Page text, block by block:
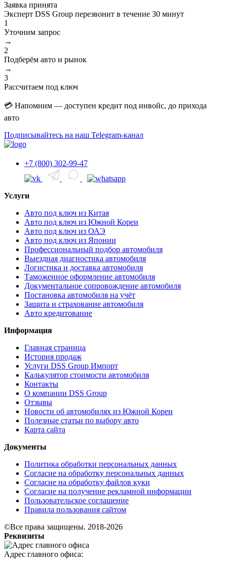
Заявка принята
Эксперт DSS Group перезвонит в течение 30 минут
1
Уточним запрос
→
2
Подберём авто и рынок
→
3
Рассчитаем под ключ
💳 Напомним — доступен кредит под инвойс, до прихода
авто
Подписывайтесь на наш Telegram-канал
+7 (800) 302-99-47
Услуги
Авто под ключ из Китая
Авто под ключ из Южной Кореи
Авто под ключ из ОАЭ
Авто под ключ из Японии
Профессиональный подбор автомобиля
Выездная диагностика автомобиля
Логистика и доставка автомобиля
Таможенное оформление автомобиля
Документальное сопровождение автомобиля
Постановка автомобиля на учёт
Защита и страхование автомобиля
Авто кредитование
Информация
Главная страница
История продаж
Услуги DSS Group Импорт
Калькулятор стоимости автомобиля
Контакты
О компании DSS Group
Отзывы
Новости об автомобилях из Южной Кореи
Полезные статьи по выбору авто
Карта сайта
Документы
Политика обработки персональных данных
Согласие на обработку персональных данных
Согласие на обработку файлов куки
Согласие на получение рекламной информации
Пользовательское соглашение
Правила пользования сайтом
©Все права защищены. 2018-2026
Реквизиты
Адрес главного офиса: